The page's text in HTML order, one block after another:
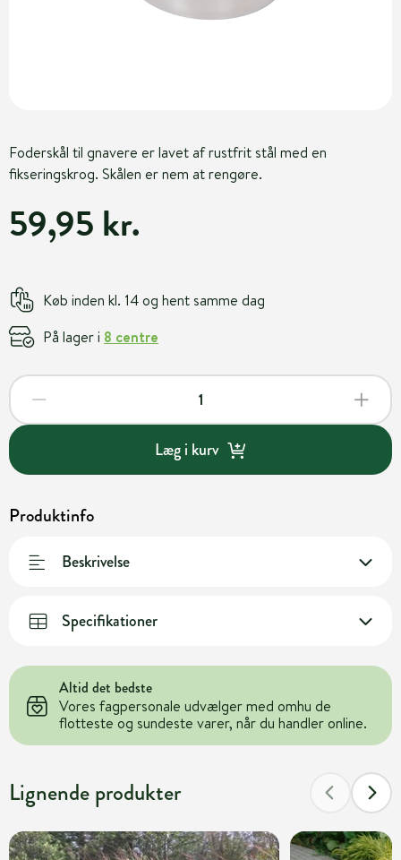
Foderskål til gnavere er lavet af rustfrit stål med en
fikseringskrog. Skålen er nem at rengøre.
59,95 kr.
Køb inden kl. 14 og hent samme dag
På lager i 8 centre
Læg i kurv
Produktinfo
Beskrivelse
Specifikationer
Altid det bedste
Vores fagpersonale udvælger med omhu de
flotteste og sundeste varer, når du handler online.
Lignende produkter